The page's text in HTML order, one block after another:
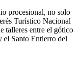
procesional, no solo
Turístico Nacional
talleres entre el gótico
el Santo Entierro del